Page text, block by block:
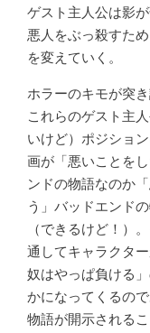
ゲスト主人公は影
悪人をぶっ殺すた
を変えていく。
ホラーのキモが突
これらのゲスト主
いけど）ポジショ
画が「悪いことを
ンドの物語なのか
う」バッドエンド
（できるけど！）
通してキャラクタ
奴はやっぱ負ける
かになってくるの
物語が開示される